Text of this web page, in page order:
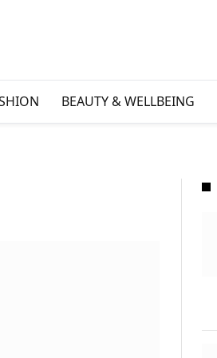
BEAUTY & WELLBEING